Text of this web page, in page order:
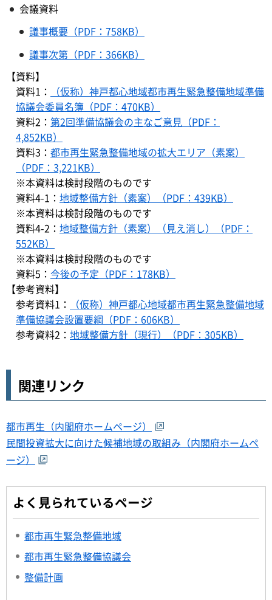
会議資料
議事概要（PDF：758KB）
議事次第（PDF：366KB）
【資料】
資料1：
（仮称）神戸都心地域都市再生緊急整備地域準備
協議会委員名簿（PDF：470KB）
資料2： 第2回準備協議会の主なご意見（PDF：
4,852KB）
資料3： 都市再生緊急整備地域の拡大エリア（素案）
（PDF：3,221KB）
※本資料は検討段階のものです
資料4-1： 地域整備方針（素案）（PDF：439KB）
※本資料は検討段階のものです
資料4-2： 地域整備方針（素案）（見え消し）（PDF：
552KB）
※本資料は検討段階のものです
資料5： 今後の予定（PDF：178KB）
【参考資料】
参考資料1：
（仮称）神戸都心地域都市再生緊急整備地域
準備協議会設置要綱（PDF：606KB）
参考資料2： 地域整備方針（現行）（PDF：305KB）
関連リンク
都市再生（内閣府ホームページ）
民間投資拡大に向けた候補地域の取組み（内閣府ホームペ
ージ）
よく見られているページ
都市再生緊急整備地域
都市再生緊急整備協議会
整備計画